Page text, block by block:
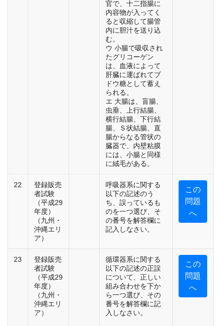
官で、十二指腸に
内容物が入ってく
ると収縮して腸管
内に胆汁を送り込
む。
ウ 小腸で吸収され
たグリコーゲン
は、血液によって
肝臓に運ばれてブ
ドウ糖として蓄え
られる。
エ 大腸は、盲腸、
虫垂、上行結腸、
横行結腸、下行結
腸、Ｓ状結腸、直
腸からなる管状の
臓器で、内壁粘膜
には、小腸と同様
に絨毛がある。
22
登録販売
者試験
（平成29
年度）
（九州・
沖縄エリ
ア）
呼吸器系に関する
以下の記述のう
ち、誤っているも
のを一つ選び、そ
の番号を解答欄に
記入しなさい。
この
問題
へ
23
登録販売
者試験
（平成29
年度）
（九州・
沖縄エリ
ア）
循環器系に関する
以下の記述の正誤
について、正しい
組み合わせを下か
ら一つ選び、その
番号を解答欄に記
入しなさい。
この
問題
へ